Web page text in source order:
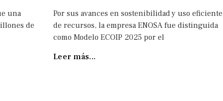
una
de
Por sus avances en sostenibilidad y uso eficiente
de recursos, la empresa ENOSA fue distinguida
como Modelo ECOIP 2025 por el
Leer más...